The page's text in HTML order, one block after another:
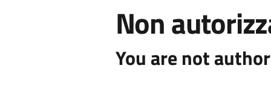
Non
You are not